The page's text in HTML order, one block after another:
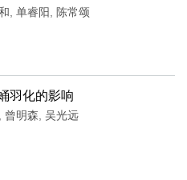
单睿阳
陈常颂
羽化的影响
曾明森 吴光远